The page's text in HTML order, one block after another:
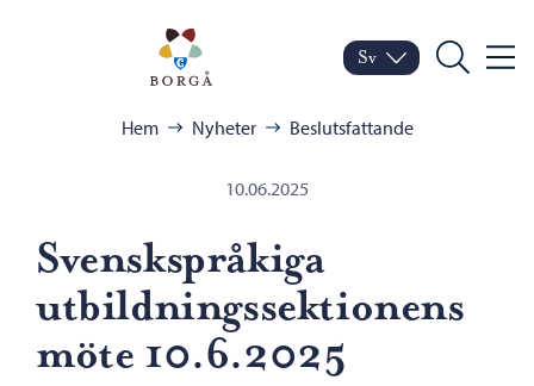
Porvoo – Gå till
Byt språk
Nuvarande språk:
Sv
Sök Meny
Hem Nyheter Beslutsfattande
10.06.2025
Svenskspråkiga
utbildningssektionens
möte 10.6.2025